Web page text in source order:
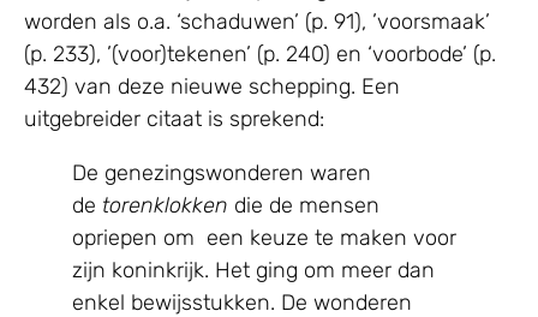
worden als o.a. ‘schaduwen’ (p. 91), ’voorsmaak’
(p. 233), ’(voor)tekenen’ (p. 240) en ‘voorbode’ (p.
432) van deze nieuwe schepping. Een
uitgebreider citaat is sprekend:
De genezingswonderen waren
de torenklokken die de mensen
opriepen om een keuze te maken voor
zijn koninkrijk. Het ging om meer dan
enkel bewijsstukken. De wonderen